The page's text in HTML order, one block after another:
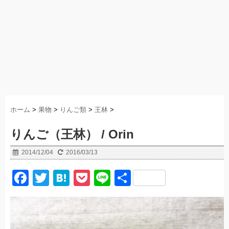
ホーム > 果物 > りんご類 > 王林 >
りんご（王林） / Orin
2014/12/04 2016/03/13
F
c
T
wi
tt
H
at
e
P
o
ck
Li
n
e
共
有